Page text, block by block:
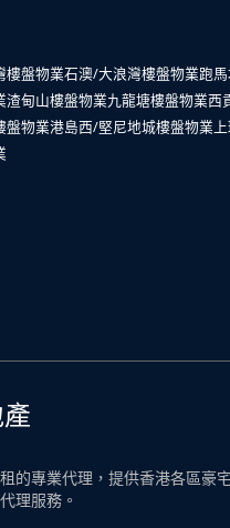
樓盤物業石澳/大浪灣樓盤物業跑
渣甸山樓盤物業九龍塘樓盤物業西
盤物業港島西/堅尼地城樓盤物業
的專業代理，提供香港各區
理服務。